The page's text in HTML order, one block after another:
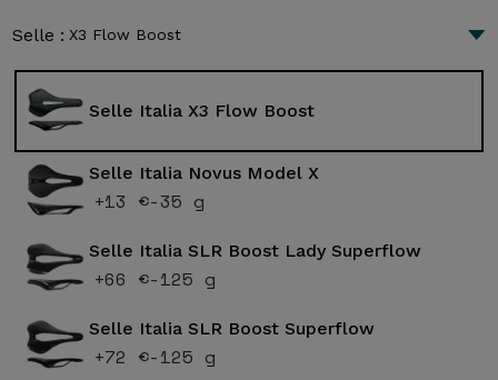
Selle : X3 Flow Boost
Selle Italia X3 Flow Boost
Selle Italia Novus Model X
+13 €-35 g
Selle Italia SLR Boost Lady Superflow
+66 €-125 g
Selle Italia SLR Boost Superflow
+72 €-125 g